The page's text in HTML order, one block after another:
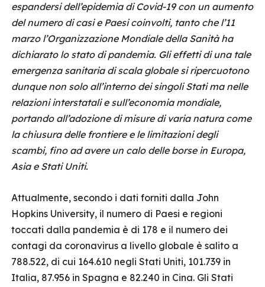
espandersi dell’epidemia di Covid-19 con un aumento
del numero di casi e Paesi coinvolti, tanto che l’11
marzo l’Organizzazione Mondiale della Sanità ha
dichiarato lo stato di pandemia. Gli effetti di una tale
emergenza sanitaria di scala globale si ripercuotono
dunque non solo all’interno dei singoli Stati ma nelle
relazioni interstatali e sull’economia mondiale,
portando all’adozione di misure di varia natura come
la chiusura delle frontiere e le limitazioni degli
scambi, fino ad avere un calo delle borse in Europa,
Asia e Stati Uniti.
Attualmente, secondo i dati forniti dalla John
Hopkins University, il numero di Paesi e regioni
toccati dalla pandemia è di 178 e il numero dei
contagi da coronavirus a livello globale è salito a
788.522, di cui 164.610 negli Stati Uniti, 101.739 in
Italia, 87.956 in Spagna e 82.240 in Cina. Gli Stati